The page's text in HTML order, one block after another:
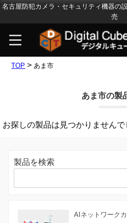
名古屋防犯カメラ・セキュリティ機器の
売
TOP > あま市
あま市の製
お探しの製品は見つかりませんで
製品を検索
AIネットワーク